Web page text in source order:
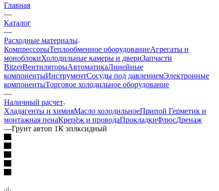
Главная
—
Каталог
—
Расходные материалы
КомпрессорыТеплообменное оборудованиеАгрегаты и
моноблокиХолодильные камеры и двериЗапчасти
BitzerВентиляторыАвтоматикаЛинейные
компонентыИнструментСосуды под давлениемЭлектронные
компонентыТорговое холодильное оборудование
—
Наличный расчет
Хладагенты и химияМасло холодильноеПрипой Герметик и
монтажная пенаКрепёж и проводаПрокладкиФлюсДренаж
—Грунт автоп 1К эплксидный